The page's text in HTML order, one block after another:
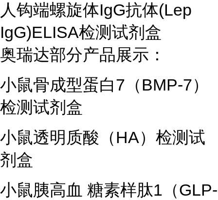
人钩端螺旋体IgG抗体(Lep
IgG)ELISA检测试剂盒
奥瑞达部分产品展示：
小鼠骨成型蛋白7（BMP-7）
检测试剂盒
小鼠透明质酸（HA）检测试
剂盒
小鼠胰高血 糖素样肽1（GLP-